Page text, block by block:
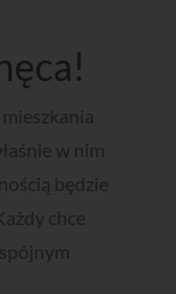
w nim
będzie
chce